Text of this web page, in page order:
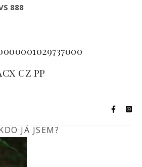
888
CZ PP
JÁ JSEM?